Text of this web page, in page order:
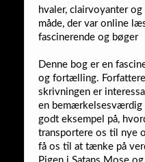
hvaler, clairvoyanter
måde, der var online
fascinerende og bøger
Denne bog er en
og fortælling.
skrivningen er
en bemærkelsesværdig
godt eksempel på,
transportere os til nye
få os til at tænke på